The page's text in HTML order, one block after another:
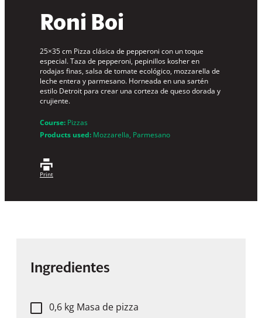
Roni Boi
25×35 cm Pizza clásica de pepperoni con un toque
especial. Taza de pepperoni, pepinillos kosher en
rodajas finas, salsa de tomate ecológico, mozzarella de
leche entera y parmesano. Horneada en una sartén
estilo Detroit para crear una corteza de queso dorada y
crujiente.
Course: Pizzas
Products used: Mozzarella, Parmesano
Print
Ingredientes
0,6 kg Masa de pizza